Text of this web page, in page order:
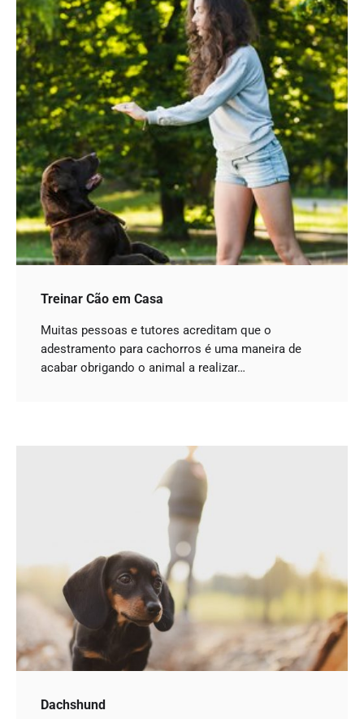
Treinar Cão em Casa
Muitas pessoas e tutores acreditam que o
adestramento para cachorros é uma maneira de
acabar obrigando o animal a realizar…
Dachshund